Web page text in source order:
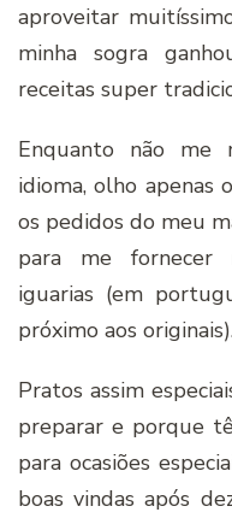
aproveitar
minha sogra
receitas super
Enquanto não me
idioma, olho apenas
os pedidos do meu
para me fornecer
iguarias (em
próximo aos
Pratos assim
preparar e porque
para ocasiões
boas vindas após